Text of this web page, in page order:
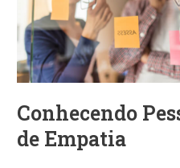
Conhecendo
de Empatia